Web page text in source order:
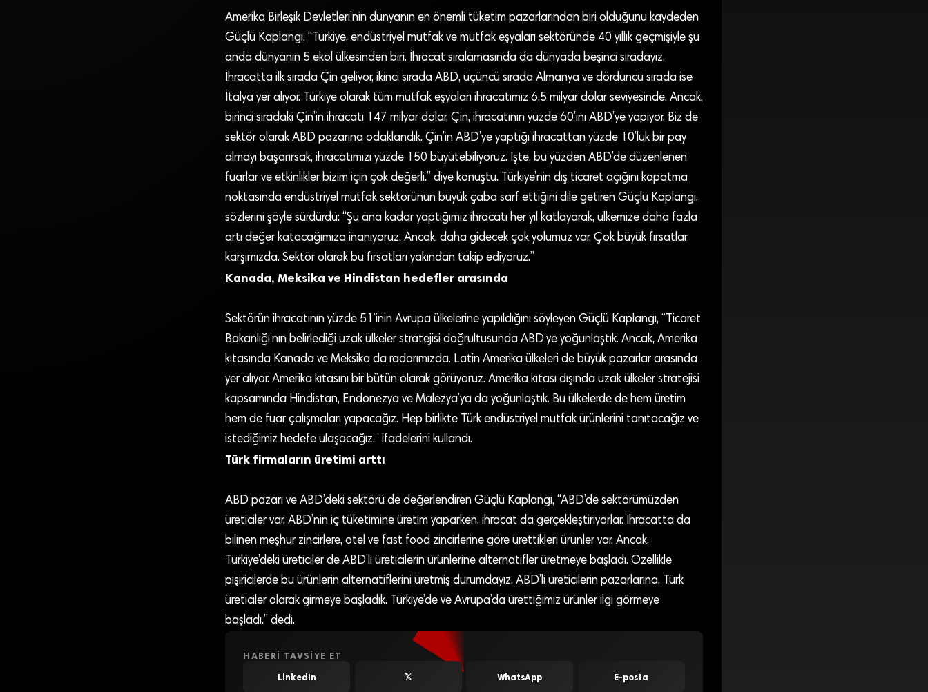
Amerika Birleşik Devletleri’nin dünyanın en önemli tüketim pazarlarından biri olduğunu kaydeden
Güçlü Kaplangı, “Türkiye, endüstriyel mutfak ve mutfak eşyaları sektöründe 40 yıllık geçmişiyle şu
anda dünyanın 5 ekol ülkesinden biri. İhracat sıralamasında da dünyada beşinci sıradayız.
İhracatta ilk sırada Çin geliyor, ikinci sırada ABD, üçüncü sırada Almanya ve dördüncü sırada ise
İtalya yer alıyor. Türkiye olarak tüm mutfak eşyaları ihracatımız 6,5 milyar dolar seviyesinde. Ancak,
birinci sıradaki Çin’in ihracatı 147 milyar dolar. Çin, ihracatının yüzde 60’ını ABD’ye yapıyor. Biz de
sektör olarak ABD pazarına odaklandık. Çin’in ABD’ye yaptığı ihracattan yüzde 10’luk bir pay
almayı başarırsak, ihracatımızı yüzde 150 büyütebiliyoruz. İşte, bu yüzden ABD’de düzenlenen
fuarlar ve etkinlikler bizim için çok değerli.” diye konuştu. Türkiye’nin dış ticaret açığını kapatma
noktasında endüstriyel mutfak sektörünün büyük çaba sarf ettiğini dile getiren Güçlü Kaplangı,
sözlerini şöyle sürdürdü: “Şu ana kadar yaptığımız ihracatı her yıl katlayarak, ülkemize daha fazla
artı değer katacağımıza inanıyoruz. Ancak, daha gidecek çok yolumuz var. Çok büyük fırsatlar
karşımızda. Sektör olarak bu fırsatları yakından takip ediyoruz.”
Kanada, Meksika ve Hindistan hedefler arasında
Sektörün ihracatının yüzde 51’inin Avrupa ülkelerine yapıldığını söyleyen Güçlü Kaplangı, “Ticaret
Bakanlığı’nın belirlediği uzak ülkeler stratejisi doğrultusunda ABD’ye yoğunlaştık. Ancak, Amerika
kıtasında Kanada ve Meksika da radarımızda. Latin Amerika ülkeleri de büyük pazarlar arasında
yer alıyor. Amerika kıtasını bir bütün olarak görüyoruz. Amerika kıtası dışında uzak ülkeler stratejisi
kapsamında Hindistan, Endonezya ve Malezya’ya da yoğunlaştık. Bu ülkelerde de hem üretim
hem de fuar çalışmaları yapacağız. Hep birlikte Türk endüstriyel mutfak ürünlerini tanıtacağız ve
istediğimiz hedefe ulaşacağız.” ifadelerini kullandı.
Türk firmaların üretimi arttı
ABD pazarı ve ABD’deki sektörü de değerlendiren Güçlü Kaplangı, “ABD’de sektörümüzden
üreticiler var. ABD’nin iç tüketimine üretim yaparken, ihracat da gerçekleştiriyorlar. İhracatta da
bilinen meşhur zincirlere, otel ve fast food zincirlerine göre ürettikleri ürünler var. Ancak,
Türkiye’deki üreticiler de ABD’li üreticilerin ürünlerine alternatifler üretmeye başladı. Özellikle
pişiricilerde bu ürünlerin alternatiflerini üretmiş durumdayız. ABD’li üreticilerin pazarlarına, Türk
üreticiler olarak girmeye başladık. Türkiye’de ve Avrupa’da ürettiğimiz ürünler ilgi görmeye
başladı.” dedi.
HABERI TAVSIYE ET
LinkedIn 𝕏 WhatsApp E-posta